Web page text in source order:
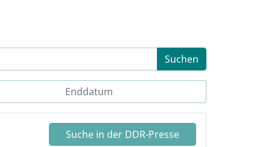
Suchen
Suche in der DDR-Presse